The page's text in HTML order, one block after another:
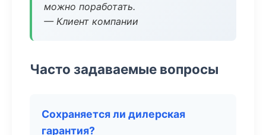
можно поработать.
— Клиент компании
Часто задаваемые вопросы
Сохраняется ли дилерская
гарантия?